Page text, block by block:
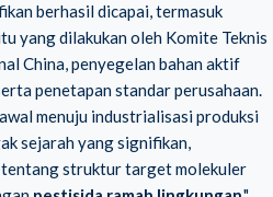
berhasil dicapai, termasuk
yang dilakukan oleh Komite Teknis
China, penyegelan bahan aktif
penetapan standar perusahaan.
menuju industrialisasi produksi
sejarah yang signifikan,
tentang struktur target molekuler